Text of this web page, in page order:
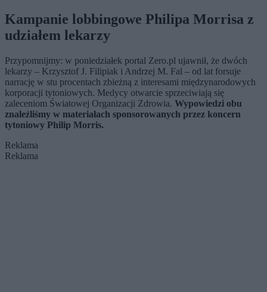
Kampanie lobbingowe Philipa Morrisa z
udziałem lekarzy
Przypomnijmy: w poniedziałek portal Zero.pl ujawnił, że dwóch
lekarzy – Krzysztof J. Filipiak i Andrzej M. Fal – od lat forsuje
narrację w stu procentach zbieżną z interesami międzynarodowych
korporacji tytoniowych. Medycy otwarcie sprzeciwiają się
zaleceniom Światowej Organizacji Zdrowia. Wypowiedzi obu
znaleźliśmy w materiałach sponsorowanych przez koncern
tytoniowy Philip Morris.
Reklama
Reklama